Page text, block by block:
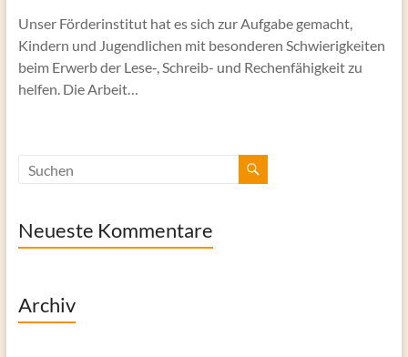
Unser Förderinstitut hat es sich zur Aufgabe gemacht,
Kindern und Jugendlichen mit besonderen Schwierigkeiten
beim Erwerb der Lese‑, Schreib- und Rechenfähigkeit zu
helfen. Die Arbeit…
Neueste Kommentare
Archiv